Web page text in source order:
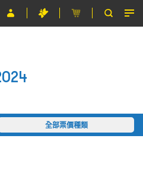
全部票價種類